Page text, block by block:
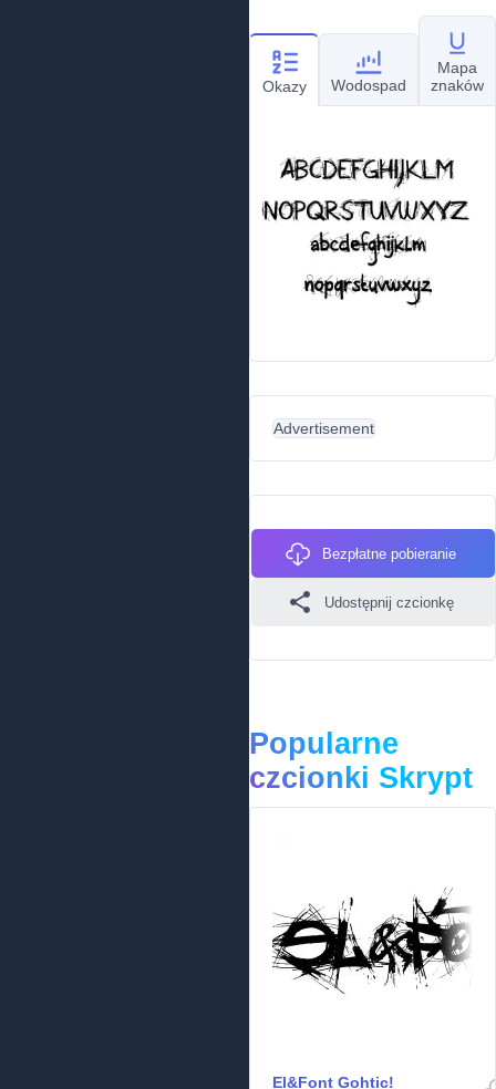
Okazy Wodospad
Mapa
znaków
Advertisement
Bezpłatne pobieranie
Udostępnij czcionkę
Popularne
czcionki Skrypt
El&Font Gohtic!